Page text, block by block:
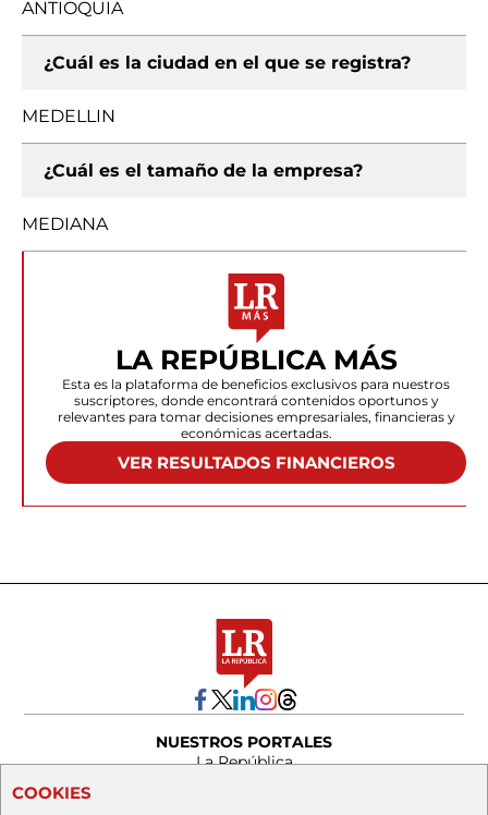
ANTIOQUIA
¿Cuál es la ciudad en el que se registra?
MEDELLIN
¿Cuál es el tamaño de la empresa?
MEDIANA
LA REPÚBLICA MÁS
Esta es la plataforma de beneficios exclusivos para nuestros
suscriptores, donde encontrará contenidos oportunos y
relevantes para tomar decisiones empresariales, financieras y
económicas acertadas.
VER RESULTADOS FINANCIEROS
NUESTROS PORTALES
La República
COOKIES